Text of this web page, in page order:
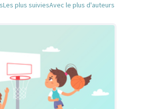
Les plus suiviesAvec le plus d'auteurs